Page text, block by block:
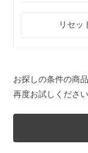
リセッ
お探しの条件の商
再度お試しください